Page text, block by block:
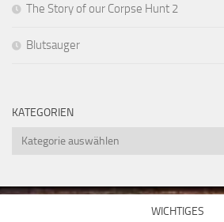
The Story of our Corpse Hunt 2
Blutsauger
KATEGORIEN
Kategorien
WICHTIGES